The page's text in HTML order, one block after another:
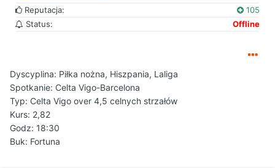
Reputacja:
105
Status:
Offline
Dyscyplina: Piłka nożna, Hiszpania, Laliga
Spotkanie: Celta Vigo-Barcelona
Typ: Celta Vigo over 4,5 celnych strzałów
Kurs: 2,82
Godz: 18:30
Buk: Fortuna